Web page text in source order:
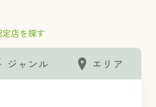
定店を探す
ジャンル エリア